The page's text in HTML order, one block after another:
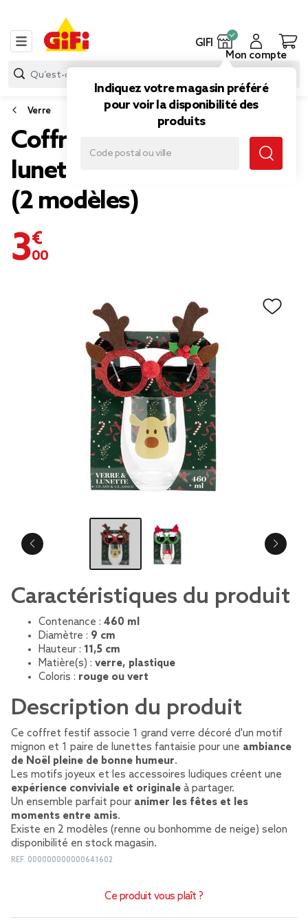
GIFI
Indiquez votre magasin préféré
pour voir la disponibilité des
produits
Mon compte
Verre
Coffret verre 460ml et
lunettes de Noël pailletées
(2 modèles)
3,00 €
Caractéristiques du produit
Contenance : 460 ml
Diamètre : 9 cm
Hauteur : 11,5 cm
Matière(s) : verre, plastique
Coloris : rouge ou vert
Description du produit
Ce coffret festif associe 1 grand verre décoré d'un motif
mignon et 1 paire de lunettes fantaisie pour une ambiance
de Noël pleine de bonne humeur.
Les motifs joyeux et les accessoires ludiques créent une
expérience conviviale et originale à partager.
Un ensemble parfait pour animer les fêtes et les
moments entre amis.
Existe en 2 modèles (renne ou bonhomme de neige) selon
disponibilité en stock magasin.
REF. 000000000000641602
Ce produit vous plaît ?